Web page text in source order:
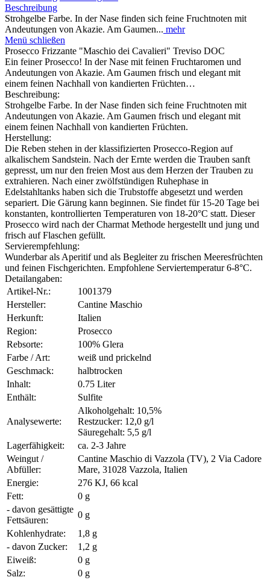
Beschreibung
Strohgelbe Farbe. In der Nase finden sich feine Fruchtnoten mit
Andeutungen von Akazie. Am Gaumen... mehr
Menü schließen
Prosecco Frizzante "Maschio dei Cavalieri" Treviso DOC
Ein feiner Prosecco! In der Nase mit feinen Fruchtaromen und
Andeutungen von Akazie. Am Gaumen frisch und elegant mit
einem feinen Nachhall von kandierten Früchten…
Beschreibung:
Strohgelbe Farbe. In der Nase finden sich feine Fruchtnoten mit
Andeutungen von Akazie. Am Gaumen frisch und elegant mit
einem feinen Nachhall von kandierten Früchten.
Herstellung:
Die Reben stehen in der klassifizierten Prosecco-Region auf
alkalischem Sandstein. Nach der Ernte werden die Trauben sanft
gepresst, um nur den freien Most aus dem Herzen der Trauben zu
extrahieren. Nach einer zwölfstündigen Ruhephase in
Edelstahltanks haben sich die Trubstoffe abgesetzt und werden
separiert. Die Gärung kann beginnen. Sie findet für 15-20 Tage bei
konstanten, kontrollierten Temperaturen von 18-20°C statt. Dieser
Prosecco wird nach der Charmat Methode hergestellt und jung und
frisch auf Flaschen gefüllt.
Servierempfehlung:
Wunderbar als Aperitif und als Begleiter zu frischen Meeresfrüchten
und feinen Fischgerichten. Empfohlene Serviertemperatur 6-8°C.
Detailangaben:
Artikel-Nr.:
1001379
Hersteller:
Cantine Maschio
Herkunft:
Italien
Region:
Prosecco
Rebsorte:
100% Glera
Farbe / Art:
weiß und prickelnd
Geschmack:
halbtrocken
Inhalt:
0.75 Liter
Enthält:
Sulfite
Analysewerte:
Alkoholgehalt: 10,5%
Restzucker: 12,0 g/l
Säuregehalt: 5,5 g/l
Lagerfähigkeit:
ca. 2-3 Jahre
Weingut /
Abfüller:
Cantine Maschio di Vazzola (TV), 2 Via Cadore
Mare, 31028 Vazzola, Italien
Energie:
276 KJ, 66 kcal
Fett:
0 g
- davon gesättigte
Fettsäuren:
0 g
Kohlenhydrate:
1,8 g
- davon Zucker:
1,2 g
Eiweiß:
0 g
Salz:
0 g